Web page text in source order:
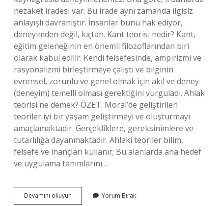
nezaket iradesi var. Bu irade aynı zamanda ilgisiz
anlayışlı davranıştır. İnsanlar bunu hak ediyor,
deneyimden değil, kıçtan. Kant teorisi nedir? Kant,
eğitim geleneğinin en önemli filozoflarından biri
olarak kabul edilir. Kendi felsefesinde, ampirizmi ve
rasyonalizmi birleştirmeye çalıştı ve bilginin
evrensel, zorunlu ve genel olmak için akıl ve deney
(deneyim) temelli olması gerektiğini vurguladı. Ahlak
teorisi ne demek? ÖZET. Moral’de geliştirilen
teoriler iyi bir yaşam geliştirmeyi ve oluşturmayı
amaçlamaktadır. Gerçekliklere, gereksinimlere ve
tutarlılığa dayanmaktadır. Ahlaki teoriler bilim,
felsefe ve inançları kullanır; Bu alanlarda ana hedef
ve uygulama tanımlarını…
Devamını okuyun
Ahlak
Yorum Bırak